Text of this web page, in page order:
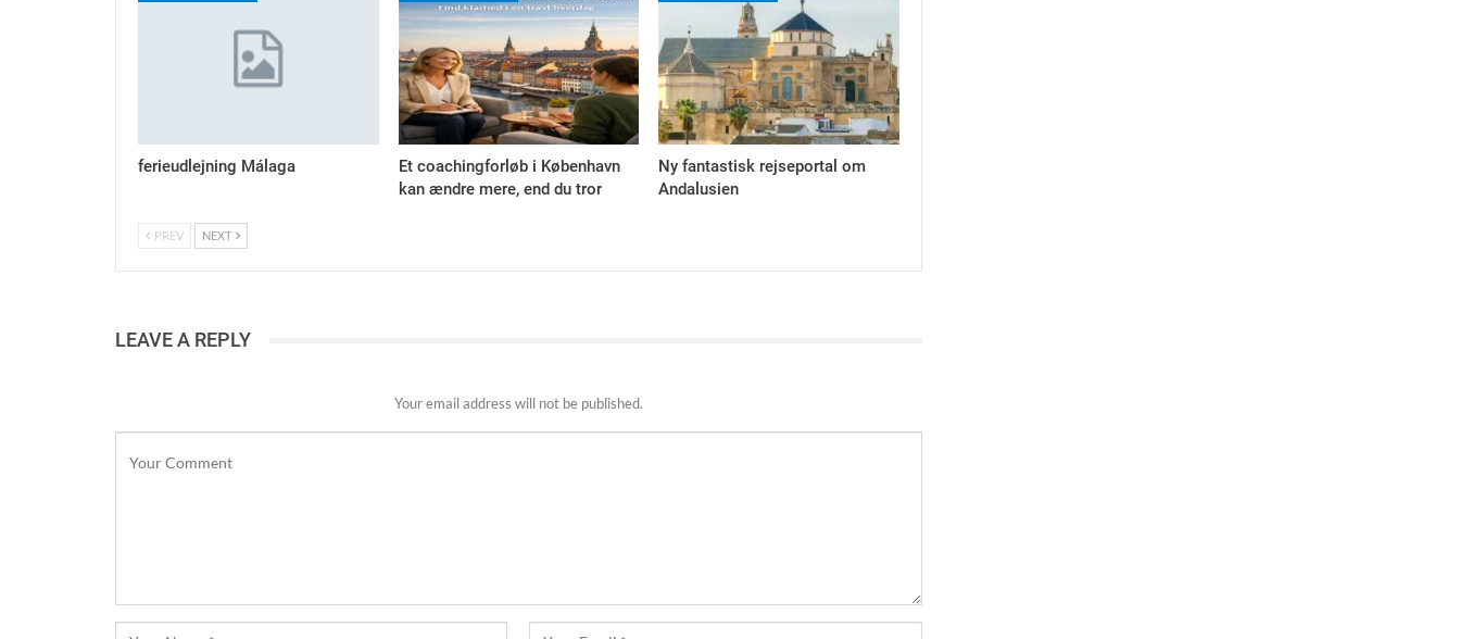
ferieudlejning Málaga
Et coachingforløb i København
kan ændre mere, end du tror
Ny fantastisk rejseportal om
Andalusien
PREV NEXT
LEAVE A REPLY
Your email address will not be published.